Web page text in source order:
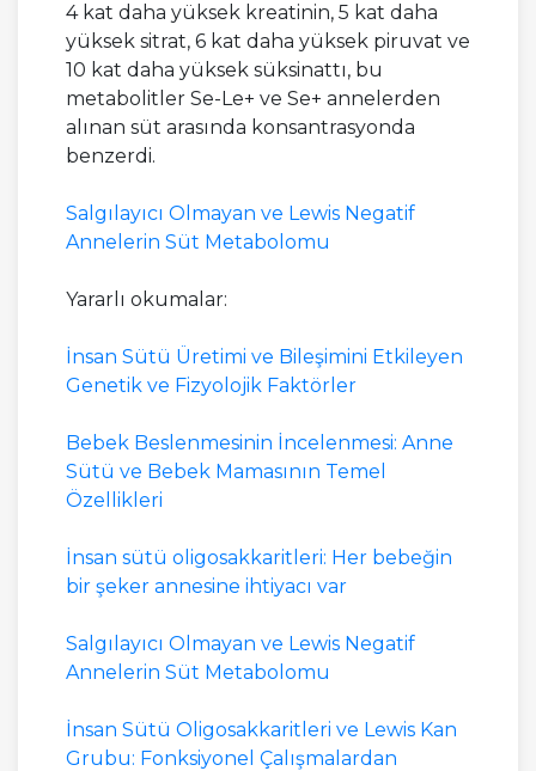
4 kat daha yüksek kreatinin, 5 kat daha
yüksek sitrat, 6 kat daha yüksek piruvat ve
10 kat daha yüksek süksinattı, bu
metabolitler Se-Le+ ve Se+ annelerden
alınan süt arasında konsantrasyonda
benzerdi.
Salgılayıcı Olmayan ve Lewis Negatif
Annelerin Süt Metabolomu
Yararlı okumalar:
İnsan Sütü Üretimi ve Bileşimini Etkileyen
Genetik ve Fizyolojik Faktörler
Bebek Beslenmesinin İncelenmesi: Anne
Sütü ve Bebek Mamasının Temel
Özellikleri
İnsan sütü oligosakkaritleri: Her bebeğin
bir şeker annesine ihtiyacı var
Salgılayıcı Olmayan ve Lewis Negatif
Annelerin Süt Metabolomu
İnsan Sütü Oligosakkaritleri ve Lewis Kan
Grubu: Fonksiyonel Çalışmalardan